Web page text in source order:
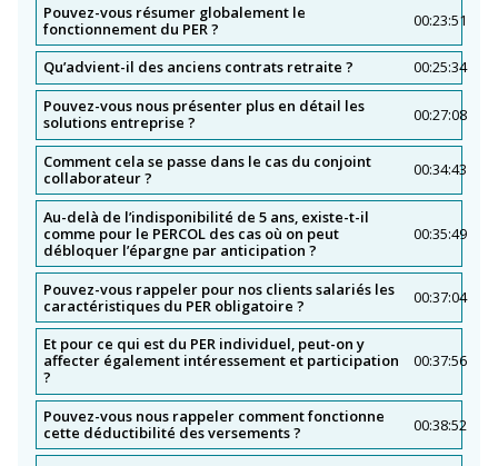
Pouvez-vous résumer globalement le
fonctionnement du PER ?
00:23:51
Qu’advient-il des anciens contrats retraite ?
00:25:34
Pouvez-vous nous présenter plus en détail les
solutions entreprise ?
00:27:08
Comment cela se passe dans le cas du conjoint
collaborateur ?
00:34:43
Au-delà de l’indisponibilité de 5 ans, existe-t-il
comme pour le PERCOL des cas où on peut
débloquer l’épargne par anticipation ?
00:35:49
Pouvez-vous rappeler pour nos clients salariés les
caractéristiques du PER obligatoire ?
00:37:04
Et pour ce qui est du PER individuel, peut-on y
affecter également intéressement et participation
?
00:37:56
Pouvez-vous nous rappeler comment fonctionne
cette déductibilité des versements ?
00:38:52